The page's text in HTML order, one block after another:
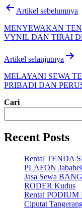
Navigasi
Artikel sebelumnya
MENYEWAKAN
VYNIL DAN TIRAI
Artikel selanjutnya
MELAYANI SEWA
PRIBADI DAN
Cari
Recent Posts
Rental TENDA
PLAFON
Jasa Sewa
RODER Kudus
Rental PODIUM
Ciputat